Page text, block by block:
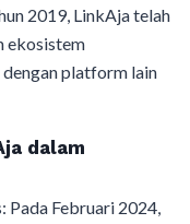
2019, LinkAja telah
ekosistem
platform lain
dalam
Pada Februari 2024,